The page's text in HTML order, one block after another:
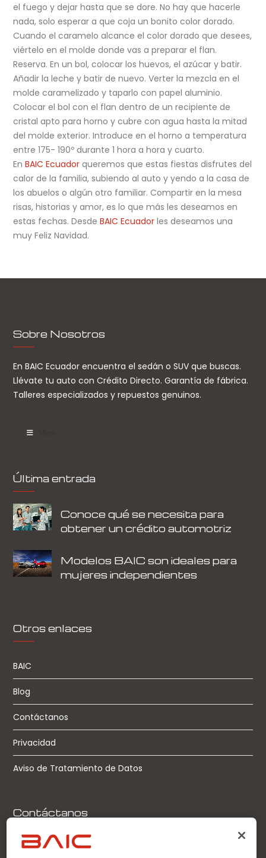
el fuego y dejar hasta que se dore. No hay que hacerle
nada, solo esperar a que coja un bonito color dorado.
Cuando el caramelo alcance el color dorado que desees,
viértelo en el molde donde vas a preparar el flan.
Reserva. En un bol, colocar los huevos, el azúcar y batir.
Añadir la leche y batir de nuevo. Verter la mezcla en el
molde caramelizado y taparlo con papel aluminio.
Colocar el bol con el flan dentro de un recipiente de
cristal apto para horno y cubre con agua hasta la mitad
del molde exterior. Introduce en el horno a temperatura
entre 175- 190º durante 1 hora a hora y cuarto.
EnBAIC Ecuador queremos que estas fiestas disfrutes del
calor de la familia, subiendo al auto y yendo a la casa de
los abuelos o algún otro familiar. Compartir en la mesa
risas, historias y amor, es lo que más les deseamos en
estas fechas. DesdeBAIC Ecuador les deseamos una
muy Feliz Navidad.
Sobre Nosotros
En BAIC Ecuador encuentra el sedán o SUV que buscas.
Llévate tu auto con Crédito Directo. Garantía de fábrica.
Talleres especializados y repuestos genuinos.
Última entrada
Conoce qué se necesita para
obtener un crédito automotriz
Modelos BAIC son ideales para
mujeres independientes
Otros enlaces
BAIC
Blog
Contáctanos
Privacidad
Aviso de Tratamiento de Datos
Contáctanos
Llamadas: